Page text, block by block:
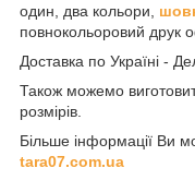
один, два кольори,
повнокольоровий друк
Доставка по Україні -
Також можемо
розмірів.
Більше інформації Ви
tara07.com.ua